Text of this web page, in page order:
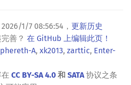
2026/1/7 08:56:54 ， 更新历史
善？ 在 GitHub 上编辑此页！
A, xk2013, zarttic, Enter-
CC BY-SA 4.0 和 SATA协议之条